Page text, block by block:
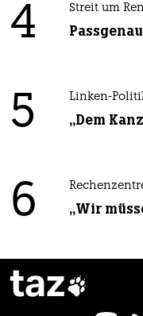
4 Streit um
5 Linken-
„Dem
6 „Wir
taz